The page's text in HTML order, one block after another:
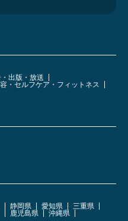
・出版・放送
・セルフケア・フィットネス
静岡県 愛知県
三重県
鹿児島県 沖縄県